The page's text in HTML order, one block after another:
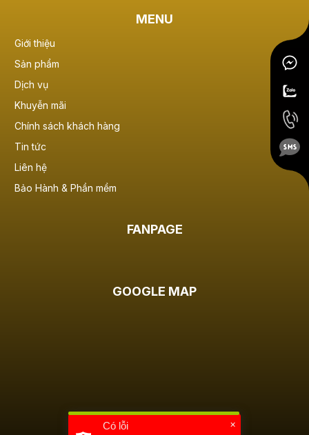
MENU
Giới thiệu
Sản phẩm
Dịch vụ
Khuyễn mãi
Chính sách khách hàng
Tin tức
Liên hệ
Bảo Hành & Phần mềm
FANPAGE
GOOGLE MAP